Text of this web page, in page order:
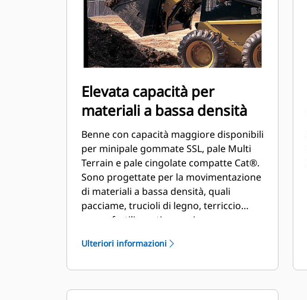
Elevata capacità per
materiali a bassa densità
Benne con capacità maggiore disponibili
per minipale gommate SSL, pale Multi
Terrain e pale cingolate compatte Cat®.
Sono progettate per la movimentazione
di materiali a bassa densità, quali
pacciame, trucioli di legno, terriccio
secco, fertilizzanti, mangime per
Ulteriori informazioni